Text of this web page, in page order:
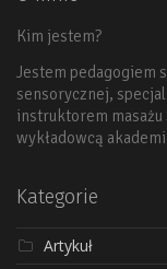
Kim jestem?
Jestem pedagogiem
sensorycznej,
instruktorem
wykładowcą
Kategorie
Artykuł